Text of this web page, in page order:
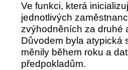
Ve funkci, která
jednotlivých
zvýhodněních za druhé
Důvodem byla atypická
měnily během roku a
předpokladům.